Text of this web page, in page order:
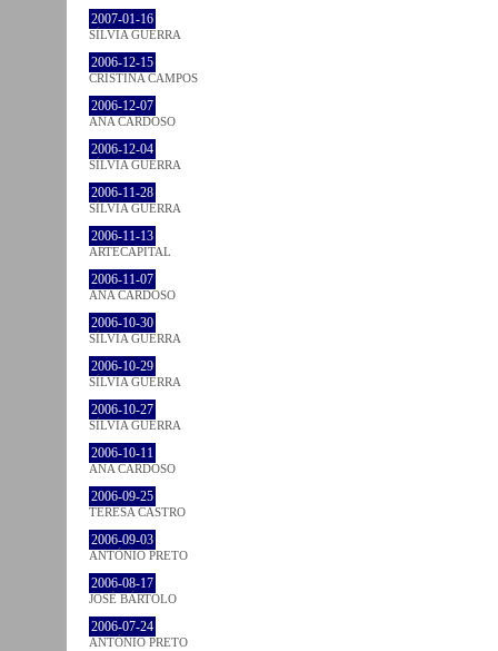
2007-01-16
SÍLVIA GUERRA
2006-12-15
CRISTINA CAMPOS
2006-12-07
ANA CARDOSO
2006-12-04
SÍLVIA GUERRA
2006-11-28
SÍLVIA GUERRA
2006-11-13
ARTECAPITAL
2006-11-07
ANA CARDOSO
2006-10-30
SÍLVIA GUERRA
2006-10-29
SÍLVIA GUERRA
2006-10-27
SÍLVIA GUERRA
2006-10-11
ANA CARDOSO
2006-09-25
TERESA CASTRO
2006-09-03
ANTÓNIO PRETO
2006-08-17
JOSÉ BÁRTOLO
2006-07-24
ANTÓNIO PRETO